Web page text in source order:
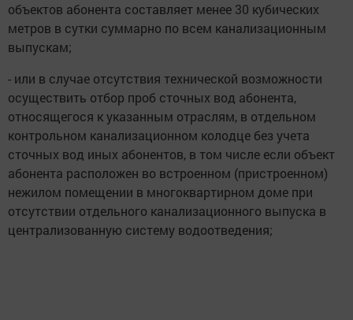
объектов абонента составляет менее 30 кубических
метров в сутки суммарно по всем канализационным
выпускам;
- или в случае отсутствия технической возможности
осуществить отбор проб сточных вод абонента,
относящегося к указанным отраслям, в отдельном
контрольном канализационном колодце без учета
сточных вод иных абонентов, в том числе если объект
абонента расположен во встроенном (пристроенном)
нежилом помещении в многоквартирном доме при
отсутствии отдельного канализационного выпуска в
централизованную систему водоотведения;